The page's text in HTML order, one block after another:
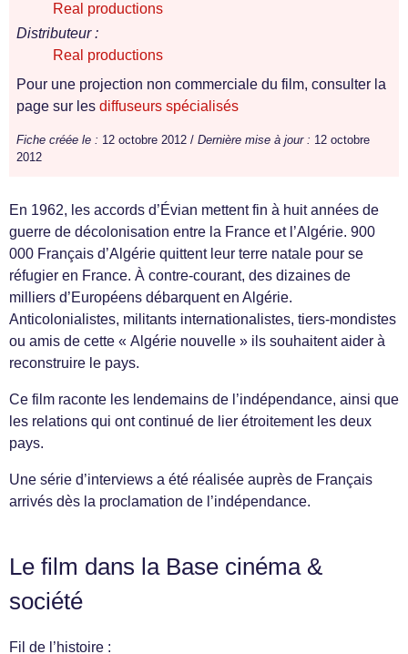
Real productions
Distributeur :
Real productions
Pour une projection non commerciale du film, consulter la
page sur les diffuseurs spécialisés
Fiche créée le : 12 octobre 2012 / Dernière mise à jour : 12 octobre
2012
En 1962, les accords d’Évian mettent fin à huit années de
guerre de décolonisation entre la France et l’Algérie. 900
000 Français d’Algérie quittent leur terre natale pour se
réfugier en France. À contre-courant, des dizaines de
milliers d’Européens débarquent en Algérie.
Anticolonialistes, militants internationalistes, tiers-mondistes
ou amis de cette « Algérie nouvelle » ils souhaitent aider à
reconstruire le pays.
Ce film raconte les lendemains de l’indépendance, ainsi que
les relations qui ont continué de lier étroitement les deux
pays.
Une série d’interviews a été réalisée auprès de Français
arrivés dès la proclamation de l’indépendance.
Le film dans la Base cinéma &
société
Fil de l’histoire :